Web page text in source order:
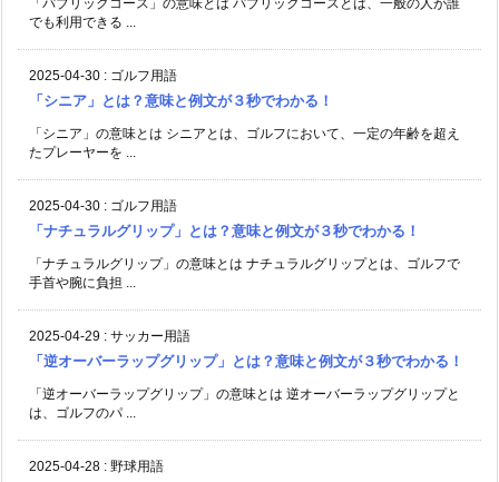
「パブリックコース」の意味とは パブリックコースとは、一般の人が誰
でも利用できる ...
2025-04-30 : ゴルフ用語
「シニア」とは？意味と例文が３秒でわかる！
「シニア」の意味とは シニアとは、ゴルフにおいて、一定の年齢を超え
たプレーヤーを ...
2025-04-30 : ゴルフ用語
「ナチュラルグリップ」とは？意味と例文が３秒でわかる！
「ナチュラルグリップ」の意味とは ナチュラルグリップとは、ゴルフで
手首や腕に負担 ...
2025-04-29 : サッカー用語
「逆オーバーラップグリップ」とは？意味と例文が３秒でわかる！
「逆オーバーラップグリップ」の意味とは 逆オーバーラップグリップと
は、ゴルフのパ ...
2025-04-28 : 野球用語